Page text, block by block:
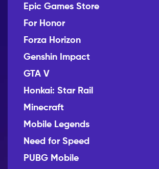
Epic Games Store
For Honor
Forza Horizon
Genshin Impact
GTA V
Honkai: Star Rail
Minecraft
Mobile Legends
Need for Speed
PUBG Mobile